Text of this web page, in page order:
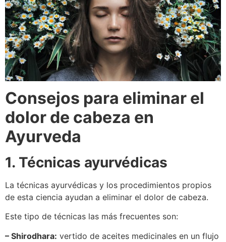
Consejos para eliminar el
dolor de cabeza en
Ayurveda
1. Técnicas ayurvédicas
La técnicas ayurvédicas y los procedimientos propios
de esta ciencia ayudan a eliminar el dolor de cabeza.
Este tipo de técnicas las más frecuentes son:
– Shirodhara: vertido de aceites medicinales en un flujo